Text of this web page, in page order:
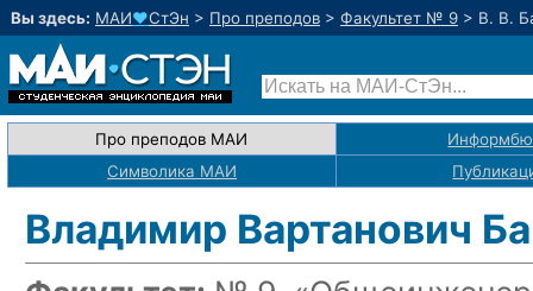
Вы здесь: МАИ♥СтЭн > Про преподов > Факультет № 9 > В. В.
Про преподов МАИ
Символика МАИ
Владимир Вартанович